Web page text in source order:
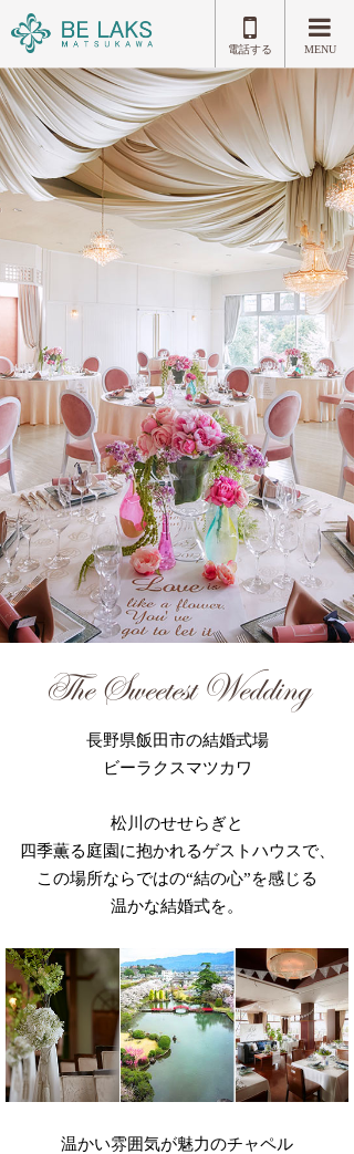
電話する MENU
The Sweetest Wedding
長野県飯田市の結婚式場
ビーラクスマツカワ
松川のせせらぎと
四季薫る庭園に抱かれるゲストハウスで、
この場所ならではの“結の心”を感じる
温かな結婚式を。
温かい雰囲気が魅力のチャペル